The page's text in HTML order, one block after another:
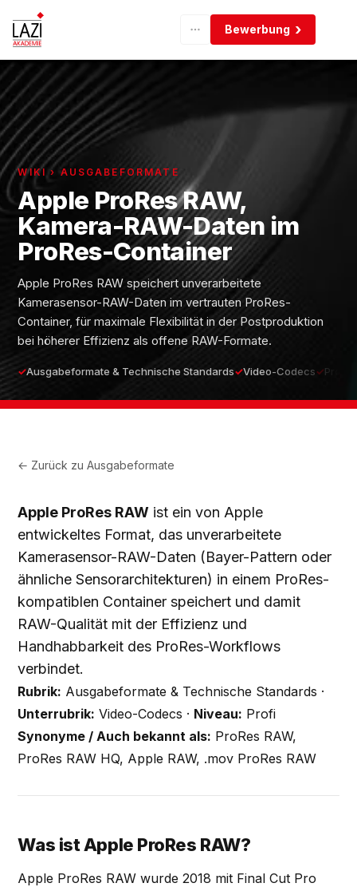
Bewerbung
WIKI › AUSGABEFORMATE
Apple ProRes RAW,
Kamera-RAW-Daten im
ProRes-Container
Apple ProRes RAW speichert unverarbeitete
Kamerasensor-RAW-Daten im vertrauten ProRes-
Container, für maximale Flexibilität in der Postproduktion
bei höherer Effizienz als offene RAW-Formate.
Ausgabeformate & Technische Standards Video-Codecs Profi
← Zurück zuAusgabeformate
Apple ProRes RAW ist ein von Apple
entwickeltes Format, das unverarbeitete
Kamerasensor-RAW-Daten (Bayer-Pattern oder
ähnliche Sensorarchitekturen) in einem ProRes-
kompatiblen Container speichert und damit
RAW-Qualität mit der Effizienz und
Handhabbarkeit des ProRes-Workflows
verbindet.
Rubrik: Ausgabeformate & Technische Standards ·
Unterrubrik: Video-Codecs · Niveau: Profi
Synonyme / Auch bekannt als: ProRes RAW,
ProRes RAW HQ, Apple RAW, .mov ProRes RAW
Was ist Apple ProRes RAW?
Apple ProRes RAW wurde 2018 mit Final Cut Pro